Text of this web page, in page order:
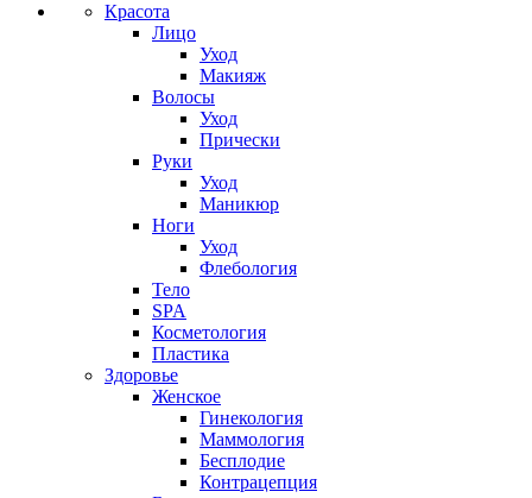
Красота
Лицо
Уход
Макияж
Волосы
Уход
Прически
Руки
Уход
Маникюр
Ноги
Уход
Флебология
Тело
SPA
Косметология
Пластика
Здоровье
Женское
Гинекология
Маммология
Бесплодие
Контрацепция